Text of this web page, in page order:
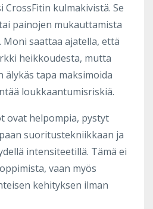
CrossFitin kulmakivistä. Se
painojen mukauttamista
saattaa ajatella, että
heikkoudesta, mutta
älykäs tapa maksimoida
loukkaantumisriskiä.
ovat helpompia, pystyt
suoritustekniikkaan ja
intensiteetillä. Tämä ei
vaan myös
kehityksen ilman